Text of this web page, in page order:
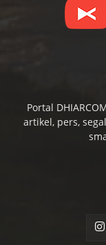
Portal
artikel, pers,